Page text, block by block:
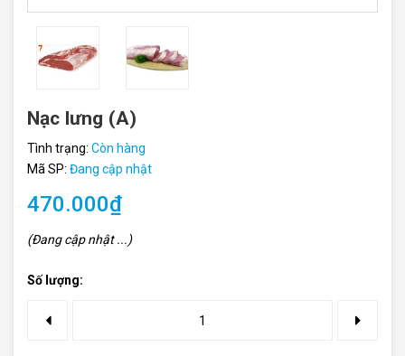
Nạc lưng (A)
Tình trạng: Còn hàng
Mã SP: Đang cập nhật
470.000₫
(Đang cập nhật ...)
Số lượng: